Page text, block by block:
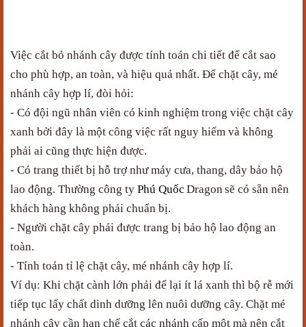
Việc cắt bỏ nhánh cây được tính toán chi tiết để cắt sao
cho phù hợp, an toàn, và hiệu quả nhất. Để chặt cây, mé
nhánh cây hợp lí, đòi hỏi:
- Có đội ngũ nhân viên có kinh nghiệm trong việc chặt cây
xanh bởi đây là một công việc rất nguy hiểm và không
phải ai cũng thực hiện được.
- Có trang thiết bị hỗ trợ như máy cưa, thang, dây bảo hộ
lao động. Thường công ty Phú Quốc Dragon sẽ có sẵn nên
khách hàng không phải chuẩn bị.
- Người chặt cây phải được trang bị bảo hộ lao động an
toàn.
- Tính toán tỉ lệ chặt cây, mé nhánh cây hợp lí.
Ví dụ: Khi chặt cành lớn phải để lại ít lá xanh thì bộ rễ mới
tiếp tục lấy chất dinh dưỡng lên nuôi dưỡng cây. Chặt mé
nhánh cây cần hạn chế cắt các nhánh cấp một mà nên cắt